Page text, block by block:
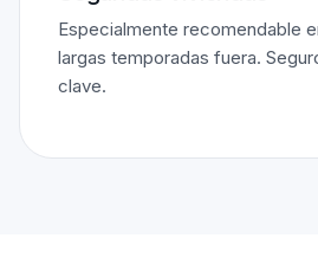
Especialmente recomendable
largas temporadas fuera.
clave.